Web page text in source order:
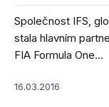
Společnost IFS,
stala hlavním
FIA Formula One...
16.03.2016